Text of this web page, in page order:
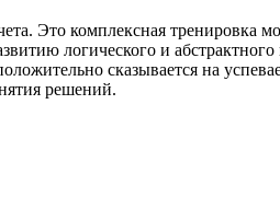
Это комплексная тренировка
логического и
сказывается на
решений.